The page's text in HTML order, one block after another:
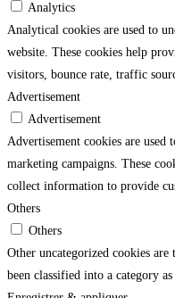
Analytics
Analytical cookies are used to
website. These cookies help
visitors, bounce rate, traffic
Advertisement
Advertisement
Advertisement cookies are
marketing campaigns. These
collect information to provide
Others
Others
Other uncategorized cookies are
been classified into a category as